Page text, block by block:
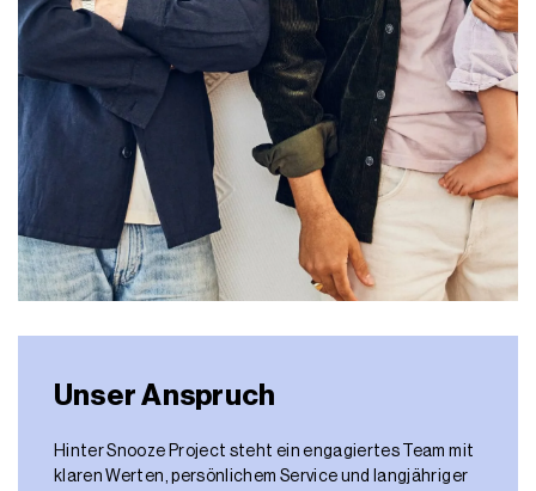
Unser Anspruch
Hinter Snooze Project steht ein engagiertes Team mit
klaren Werten, persönlichem Service und langjähriger